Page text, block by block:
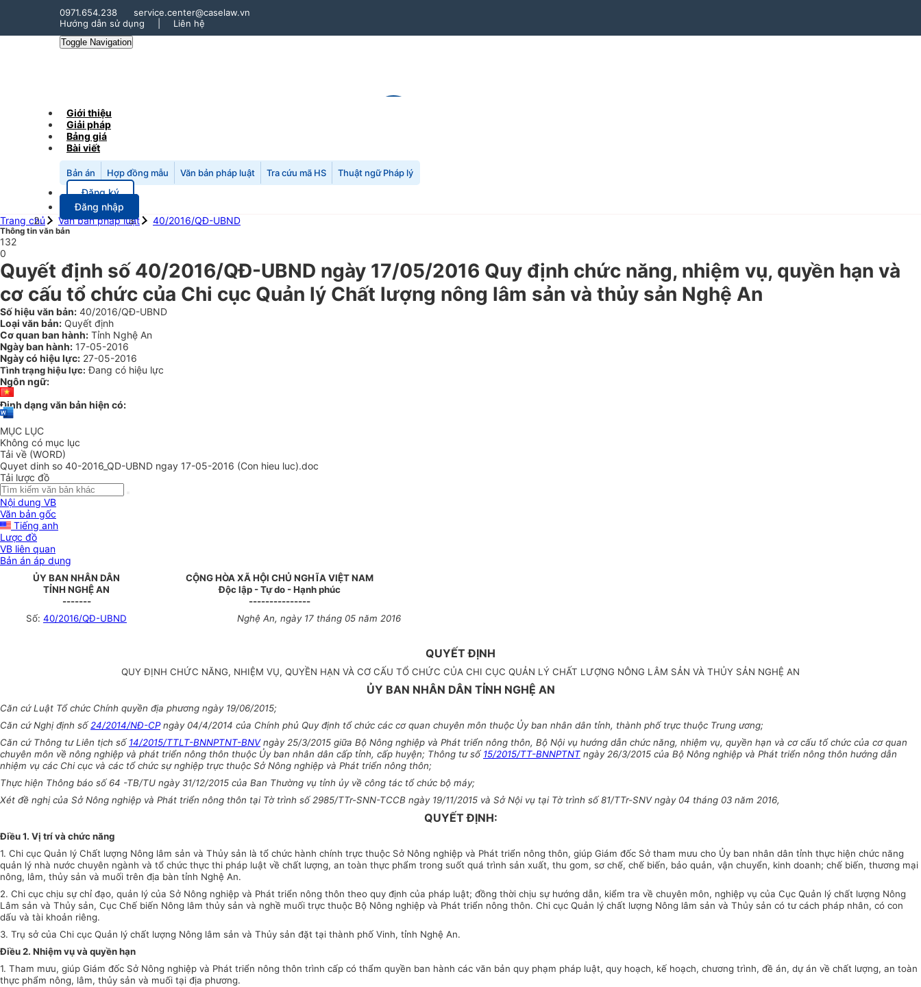
0971.654.238
service.center@caselaw.vn
Hướng dẫn sử dụng
Liên hệ
Toggle Navigation
Giới thiệu
Giải pháp
Bảng giá
Bài viết
Bản án Hợp đồng mẫu Văn bản pháp luật Tra cứu mã HS Thuật ngữ Pháp lý
Đăng ký
Đăng nhập
Trang chủ
Văn bản pháp luật 40/2016/QĐ-UBND
Thông tin văn bản
132
0
Quyết định số 40/2016/QĐ-UBND ngày 17/05/2016 Quy định chức năng, nhiệm vụ, quyền hạn và
cơ cấu tổ chức của Chi cục Quản lý Chất lượng nông lâm sản và thủy sản Nghệ An
Số hiệu văn bản: 40/2016/QĐ-UBND
Loại văn bản: Quyết định
Cơ quan ban hành: Tỉnh Nghệ An
Ngày ban hành: 17-05-2016
Ngày có hiệu lực: 27-05-2016
Tình trạng hiệu lực: Đang có hiệu lực
Ngôn ngữ:
Định dạng văn bản hiện có:
MỤC LỤC
Không có mục lục
Tải về (WORD)
Quyet dinh so 40-2016_QD-UBND ngay 17-05-2016 (Con hieu luc).doc
Tải lược đồ
Nội dung VB
Văn bản gốc
Tiếng anh
Lược đồ
VB liên quan
Bản án áp dụng
ỦY BAN NHÂN DÂN
TỈNH NGHỆ AN
-------
CỘNG HÒA XÃ HỘI CHỦ NGHĨA VIỆT NAM
Độc lập - Tự do - Hạnh phúc
---------------
Số: 40/2016/QĐ-UBND Nghệ An, ngày 17 tháng 05 năm 2016
QUYẾT ĐỊNH
QUY ĐỊNH CHỨC NĂNG, NHIỆM VỤ, QUYỀN HẠN VÀ CƠ CẤU TỔ CHỨC CỦA CHI CỤC QUẢN LÝ CHẤT LƯỢNG NÔNG LÂM SẢN VÀ THỦY SẢN NGHỆ AN
ỦY BAN NHÂN DÂN TỈNH NGHỆ AN
Căn cứ Luật Tổ chức Chính quyền địa phương ngày 19/06/2015;
Căn cứ Nghị định số 24/2014/NĐ-CPngày 04/4/2014 của Chính phủ Quy định tổ chức các cơ quan chuyên môn thuộc Ủy ban nhân dân tỉnh, thành phố trực thuộc Trung ương;
Căn cứ Thông tư Liên tịch số 14/2015/TTLT-BNNPTNT-BNVngày 25/3/2015 giữa Bộ Nông nghiệp và Phát triển nông thôn, Bộ Nội vụ hướng dẫn chức năng, nhiệm vụ, quyền hạn và cơ cấu tổ chức của cơ quan
chuyên môn về nông nghiệp và phát triển nông thôn thuộc Ủy ban nhân dân cấp tỉnh, cấp huyện; Thông tư số 15/2015/TT-BNNPTNT ngày 26/3/2015 của Bộ Nông nghiệp và Phát triển nông thôn hướng dẫn
nhiệm vụ các Chi cục và các tổ chức sự nghiệp trực thuộc Sở Nông nghiệp và Phát triển nông thôn;
Thực hiện Thông báo số 64 -TB/TU ngày 31/12/2015 của Ban Thường vụ tỉnh ủy về công tác tổ chức bộ máy;
Xét đề nghị của Sở Nông nghiệp và Phát triển nông thôn tại Tờ trình số 2985/TTr-SNN-TCCB ngày 19/11/2015 và Sở Nội vụ tại Tờ trình số 81/TTr-SNV ngày 04 tháng 03 năm 2016,
QUYẾT ĐỊNH:
Điều 1. Vị trí và chức năng
1. Chi cục Quản lý Chất lượng Nông lâm sản và Thủy sản là tổ chức hành chính trực thuộc Sở Nông nghiệp và Phát triển nông thôn, giúp Giám đốc Sở tham mưu cho Ủy ban nhân dân tỉnh thực hiện chức năng
quản lý nhà nước chuyên ngành và tổ chức thực thi pháp luật về chất lượng, an toàn thực phẩm trong suốt quá trình sản xuất, thu gom, sơ chế, chế biến, bảo quản, vận chuyển, kinh doanh; chế biến, thương mại
nông, lâm, thủy sản và muối trên địa bàn tỉnh Nghệ An.
2. Chi cục chịu sự chỉ đạo, quản lý của Sở Nông nghiệp và Phát triển nông thôn theo quy định của pháp luật; đồng thời chịu sự hướng dẫn, kiểm tra về chuyên môn, nghiệp vụ của Cục Quản lý chất lượng Nông
Lâm sản và Thủy sản, Cục Chế biến Nông lâm thủy sản và nghề muối trực thuộc Bộ Nông nghiệp và Phát triển nông thôn. Chi cục Quản lý chất lượng Nông lâm sản và Thủy sản có tư cách pháp nhân, có con
dấu và tài khoản riêng.
3. Trụ sở của Chi cục Quản lý chất lượng Nông lâm sản và Thủy sản đặt tại thành phố Vinh, tỉnh Nghệ An.
Điều 2. Nhiệm vụ và quyền hạn
1. Tham mưu, giúp Giám đốc Sở Nông nghiệp và Phát triển nông thôn trình cấp có thẩm quyền ban hành các văn bản quy phạm pháp luật, quy hoạch, kế hoạch, chương trình, đề án, dự án về chất lượng, an toàn
thực phẩm nông, lâm, thủy sản và muối tại địa phương.